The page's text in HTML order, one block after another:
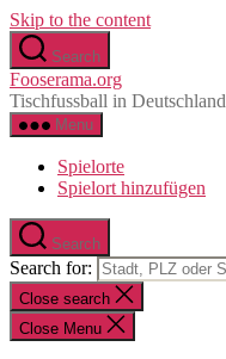
Skip to the content
Search
Fooserama.org
Tischfussball in Deutschland
Menu
Spielorte
Spielort hinzufügen
Search
Search for:
Close search
Close Menu